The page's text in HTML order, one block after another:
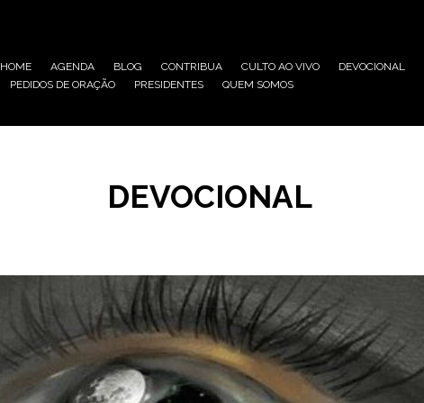
HOME AGENDA BLOG CONTRIBUA CULTO AO VIVO DEVOCIONAL
PEDIDOS DE ORAÇÃO
PRESIDENTES QUEM SOMOS
DEVOCIONAL